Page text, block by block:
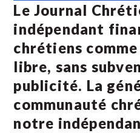
Le Journal
indépendant
chrétiens
libre, sans
publicité. La
communauté
notre